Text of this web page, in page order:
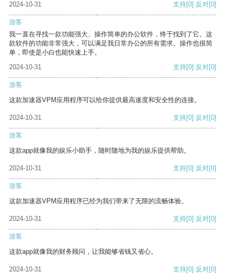
2024-10-31 支持[0] 反对[0]
游客
我一直在寻找一款功能强大、操作简单的办公软件，终于找到了它。这
款软件的功能非常强大，可以满足我日常办公的所有需求。操作也很简
单，即使是小白也能快速上手。
2024-10-31
支持[0] 反对[0]
游客
这款加速器VPM应用程序可以给你提供最高速度和安全性的连接。
2024-10-31 支持[0] 反对[0]
游客
这款app就像我的娱乐小助手，随时随地为我的娱乐提供帮助。
2024-10-31 支持[0] 反对[0]
游客
这款加速器VPM应用程序已经为我们带来了无限的流畅体验。
2024-10-31 支持[0] 反对[0]
游客
这款app就像我的财务顾问，让我能够省钱又省心。
2024-10-31 支持[0] 反对[0]